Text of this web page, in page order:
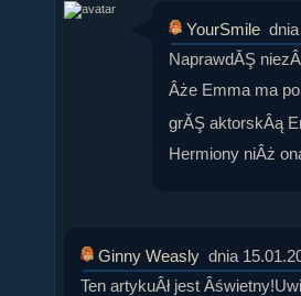
YourSmile
NaprawdĂŞ
Âże Emma ma
grĂŞ aktorskÂą
Hermiony niÂż
Ginny Weasly dnia
Ten artykuÂł jest